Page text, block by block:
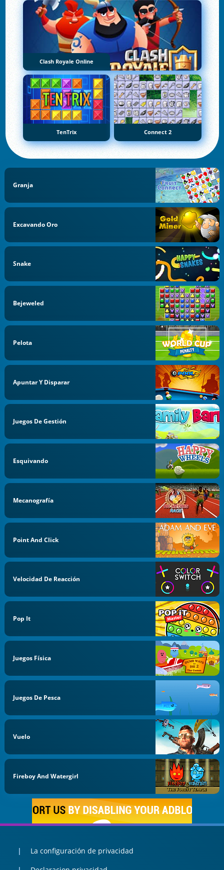
Clash Royale Online
TenTrix Connect 2
Granja
Excavando Oro
Snake
Bejeweled
Pelota
Apuntar Y Disparar
Juegos De Gestión
Esquivando
Mecanografía
Point And Click
Velocidad De Reacción
Pop It
Juegos Física
Juegos De Pesca
Vuelo
Fireboy And Watergirl
La configuración de privacidad